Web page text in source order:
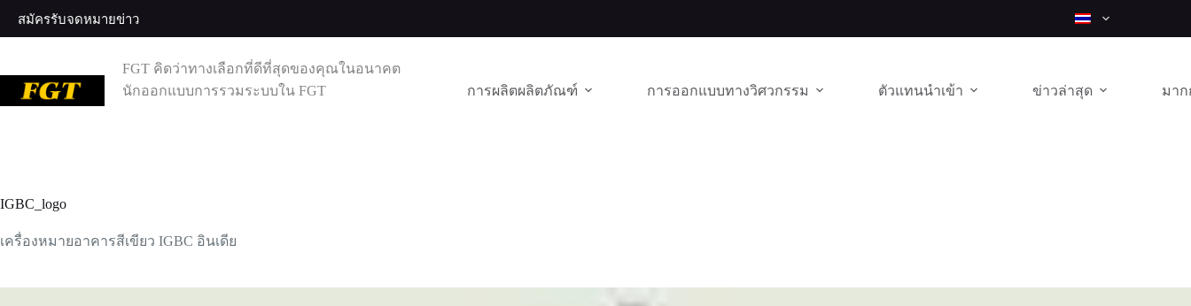
เนื้อหา
สมัครรับจดหมายข่าว
FGT คิดว่าทางเลือกที่ดีที่สุดของคุณในอนาคต
นักออกแบบการรวมระบบใน FGT
การผลิตผลิตภัณฑ์ การออกแบบทางวิศวกรรม ตัวแทนนำเข้า ข่าวล่าสุด มาก
IGBC_logo
เครื่องหมายอาคารสีเขียว IGBC อินเดีย